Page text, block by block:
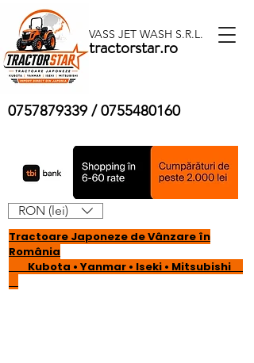
VASS JET WASH S.R.L.
tractorstar.ro
0757879339 /0755480160
Tractoare Japoneze de Vânzare în
România
Kubota • Yanmar • Iseki • Mitsubishi
RON (lei)